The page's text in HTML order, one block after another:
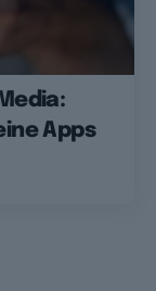
Apps